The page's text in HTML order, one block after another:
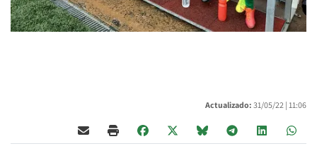
Actualizado: 31/05/22 | 11:06